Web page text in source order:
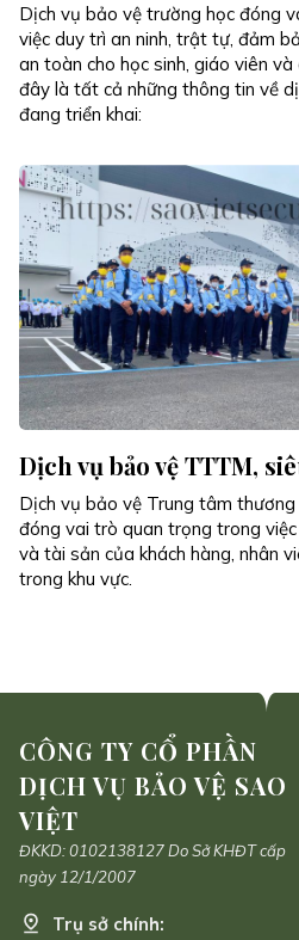
Dịch vụ bảo vệ trường học đóng
việc duy trì an ninh, trật tự, đảm
an toàn cho học sinh, giáo viên
đây là tất cả những thông tin về
đang triển khai:
Dịch vụ bảo vệ TTTM,
Dịch vụ bảo vệ Trung tâm
đóng vai trò quan trọng trong
và tài sản của khách hàng, nhân
trong khu vực.
CÔNG TY CỔ PHẦN
DỊCH VỤ BẢO VỆ SAO
VIỆT
ĐKKD: 0102138127 Do Sở KHĐT cấp
ngày 12/1/2007
Trụ sở chính: